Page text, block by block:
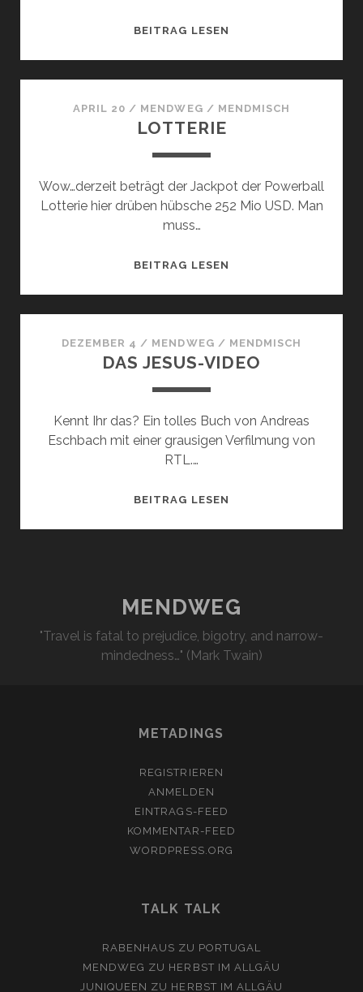
BEITRAG LESEN
APRIL 20 / MENDWEG / MENDMISCH
LOTTERIE
Wow…derzeit beträgt der Jackpot der Powerball
Lotterie hier drüben hübsche 252 Mio USD. Man
muss…
BEITRAG LESEN
DEZEMBER 4 / MENDWEG / MENDMISCH
DAS JESUS-VIDEO
Kennt Ihr das? Ein tolles Buch von Andreas
Eschbach mit einer grausigen Verfilmung von
RTL.…
BEITRAG LESEN
MENDWEG
"Travel is fatal to prejudice, bigotry, and narrow-
mindedness…" (Mark Twain)
METADINGS
REGISTRIEREN
ANMELDEN
EINTRAGS-FEED
KOMMENTAR-FEED
WORDPRESS.ORG
TALK TALK
RABENHAUS ZU PORTUGAL
MENDWEG ZU HERBST IM ALLGÄU
JUNIQUEEN ZU HERBST IM ALLGÄU